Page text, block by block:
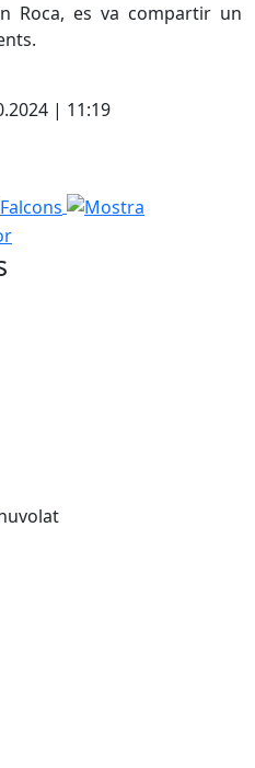
Roca, es va compartir un
| 11:19
Mostra